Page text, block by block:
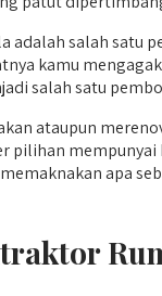
adalah salah satu
kamu
salah satu
ataupun
pilihan
apa